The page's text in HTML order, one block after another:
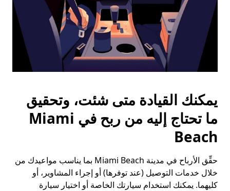
يمكنك القيادة متى شئت، وتحقيق
ما تحتاج إليه من ربح في Miami
Beach
حقِّق الأرباح في مدينة Miami Beach بما يناسب مواعيدك من
خلال خدمات التوصيل (عند توفرها) أو إجراء المشاوير، أو
كليهما. يمكنك استخدام سيارتك الخاصة أو اختيار سيارة